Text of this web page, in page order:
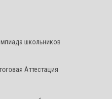
школьников
Аттестация